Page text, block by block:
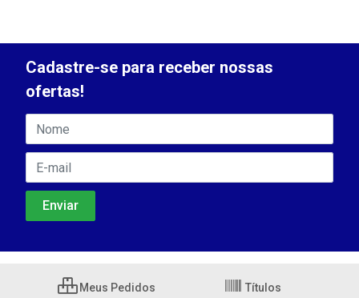
Cadastre-se para receber nossas
ofertas!
Meus Pedidos Títulos